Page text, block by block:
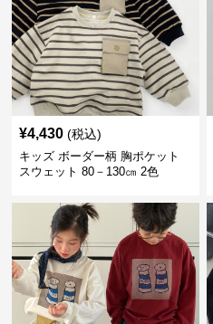
¥4,430 (税込)
キッズ ボーダー柄 胸ポケット
スウェット 80－130㎝ 2色